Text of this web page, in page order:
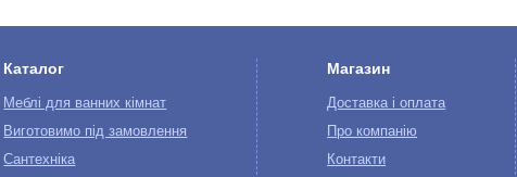
Каталог
Меблі для ванних кімнат
Виготовимо під замовлення
Сантехніка
Магазин
Доставка і оплата
Про компанію
Контакти